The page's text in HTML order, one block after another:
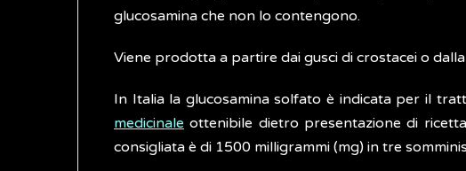
glucosamina che non lo contengono.
Viene prodotta a partire dai gusci di crostacei o
In Italia la glucosamina solfato è indicata per il
medicinale ottenibile dietro presentazione di
consigliata è di 1500 milligrammi (mg) in tre